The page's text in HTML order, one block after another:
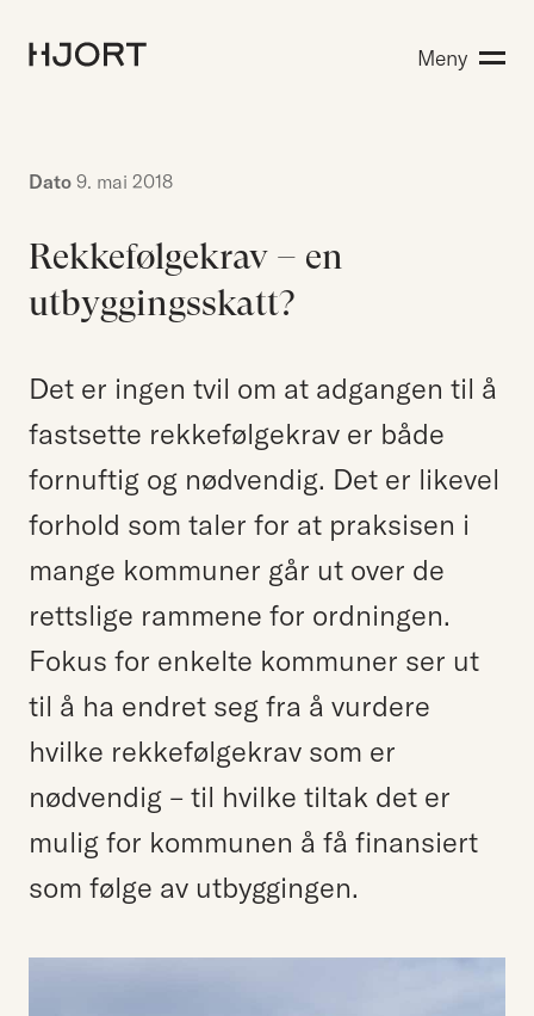
Menneskene
EN
NO
Hjort Bridge
Søk etter:
Meny
Dato 9. mai 2018
Rekkefølgekrav – en
utbyggingsskatt?
Det er ingen tvil om at adgangen til å
fastsette rekkefølgekrav er både
fornuftig og nødvendig. Det er likevel
forhold som taler for at praksisen i
mange kommuner går ut over de
rettslige rammene for ordningen.
Fokus for enkelte kommuner ser ut
til å ha endret seg fra å vurdere
hvilke rekkefølgekrav som er
nødvendig – til hvilke tiltak det er
mulig for kommunen å få finansiert
som følge av utbyggingen.